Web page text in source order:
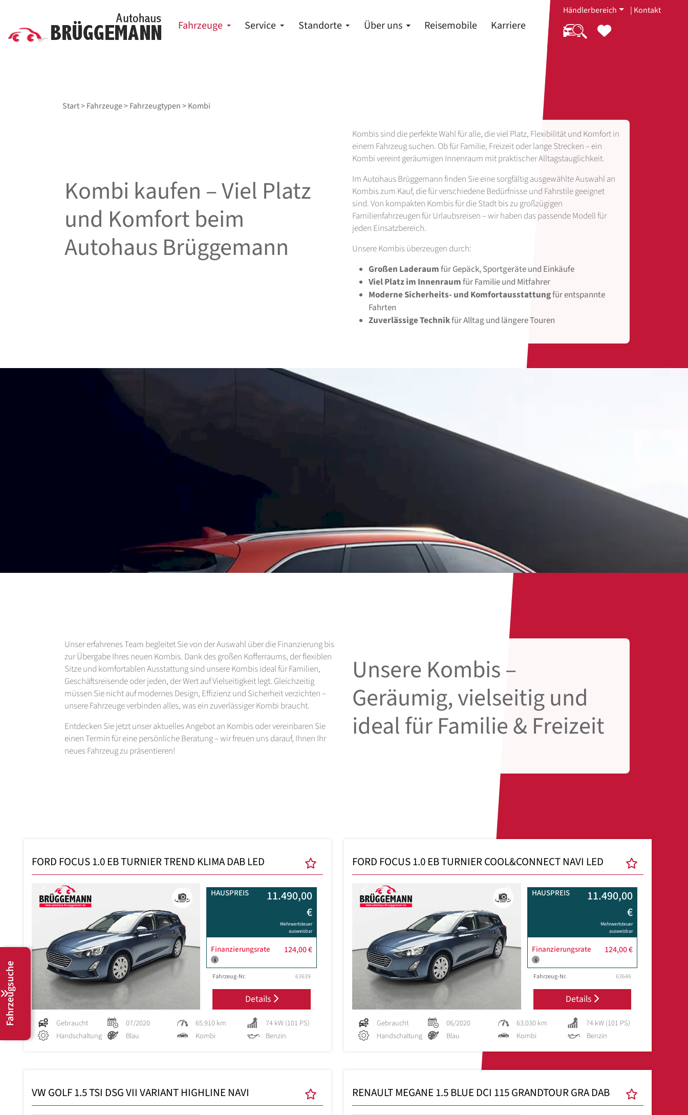
Fahrzeuge Service Standorte Über uns Reisemobile Karriere
Händlerbereich | Kontakt
Start>Fahrzeuge>Fahrzeugtypen> Kombi
Kombi kaufen – Viel Platz
und Komfort beim
Autohaus Brüggemann
Kombis sind die perfekte Wahl für alle, die viel Platz, Flexibilität und Komfort in
einem Fahrzeug suchen. Ob für Familie, Freizeit oder lange Strecken – ein
Kombi vereint geräumigen Innenraum mit praktischer Alltagstauglichkeit.
Im Autohaus Brüggemann finden Sie eine sorgfältig ausgewählte Auswahl an
Kombis zum Kauf, die für verschiedene Bedürfnisse und Fahrstile geeignet
sind. Von kompakten Kombis für die Stadt bis zu großzügigen
Familienfahrzeugen für Urlaubsreisen – wir haben das passende Modell für
jeden Einsatzbereich.
Unsere Kombis überzeugen durch:
Großen Laderaumfür Gepäck, Sportgeräte und Einkäufe
Viel Platz im Innenraumfür Familie und Mitfahrer
Moderne Sicherheits- und Komfortausstattungfür entspannte
Fahrten
Zuverlässige Technikfür Alltag und längere Touren
Unser erfahrenes Team begleitet Sie von der Auswahl über die Finanzierung bis
zur Übergabe Ihres neuen Kombis. Dank des großen Kofferraums, der flexiblen
Sitze und komfortablen Ausstattung sind unsere Kombis ideal für Familien,
Geschäftsreisende oder jeden, der Wert auf Vielseitigkeit legt. Gleichzeitig
müssen Sie nicht auf modernes Design, Effizienz und Sicherheit verzichten –
unsere Fahrzeuge verbinden alles, was ein zuverlässiger Kombi braucht.
Entdecken Sie jetzt unser aktuelles Angebot an Kombis oder vereinbaren Sie
einen Termin für eine persönliche Beratung – wir freuen uns darauf, Ihnen Ihr
neues Fahrzeug zu präsentieren!
Unsere Kombis –
Geräumig, vielseitig und
ideal für Familie & Freizeit
FORD FOCUS 1.0 EB TURNIER TREND KLIMA DAB LED
Previous Next
Gebraucht 07/2020 65.910 km
74 kW (101 PS)
Handschaltung
Blau Kombi Benzin
HAUSPREIS
11.490,00
€
Mehrwertsteuer
ausweisbar
Finanzierungsrate 124,00 €
Fahrzeug-Nr. 63639
Details
FORD FOCUS 1.0 EB TURNIER COOL&CONNECT NAVI LED
Previous Next
Gebraucht 06/2020 63.030 km
74 kW (101 PS)
Handschaltung
Blau Kombi Benzin
HAUSPREIS
11.490,00
€
Mehrwertsteuer
ausweisbar
Finanzierungsrate 124,00 €
Fahrzeug-Nr. 63646
Details
VW GOLF 1.5 TSI DSG VII VARIANT HIGHLINE NAVI RENAULT MEGANE 1.5 BLUE DCI 115 GRANDTOUR GRA DAB
Fahrzeugsuche